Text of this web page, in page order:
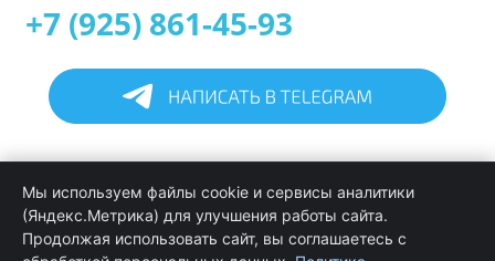
+7 (925) 861-45-93
Информация
Программирование в 1С услуги
Мы используем файлы cookie и сервисы аналитики
(Яндекс.Метрика) для улучшения работы сайта.
Продолжая использовать сайт, вы соглашаетесь с